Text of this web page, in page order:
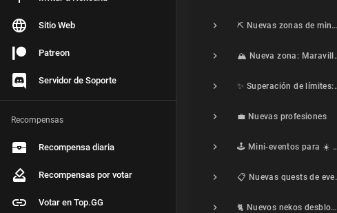
Sitio Web
Patreon
Servidor de Soporte
Recompensas
Recompensa diaria
Recompensas por votar
Votar en Top.GG
⛏️ Nuevas zonas de minería y pesca 🎣
🏔️ Nueva
✨
💼 Nuevas profesiones
🕹️ Mini-eventos
📋
🐈 Nuevos nekos desbloqueables